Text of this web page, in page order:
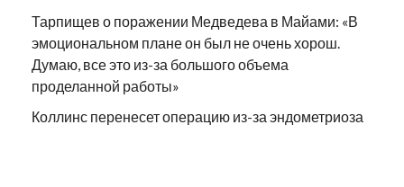
Тарпищев о поражении Медведева в Майами: «В
эмоциональном плане он был не очень хорош.
Думаю, все это из-за большого объема
проделанной работы»
Коллинс перенесет операцию из-за эндометриоза